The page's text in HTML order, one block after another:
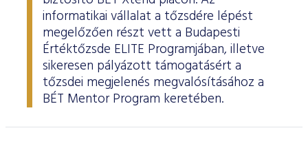
informatikai vállalat a tőzsdére lépést
megelőzően részt vett a Budapesti
Értéktőzsde ELITE Programjában, illetve
sikeresen pályázott támogatásért a
tőzsdei megjelenés megvalósításához a
BÉT Mentor Program keretében.